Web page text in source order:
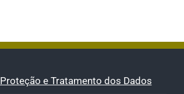
Proteção e Tratamento dos Dados